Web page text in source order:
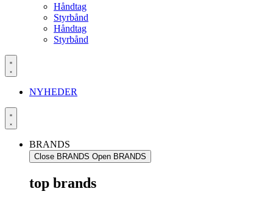
Håndtag
Styrbånd
Håndtag
Styrbånd
NYHEDER
BRANDS
Close BRANDS Open BRANDS
top brands